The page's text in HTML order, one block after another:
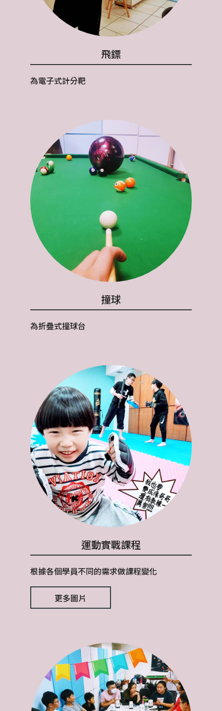
飛鏢
為電子式計分靶
撞球
為折疊式撞球台
運動實戰課程
根據各個學員不同的需求做課程變化
更多圖片